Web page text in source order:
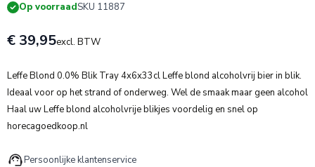
Op voorraadSKU 11887
€ 39,95excl. BTW
Leffe Blond 0.0% Blik Tray 4x6x33cl Leffe blond alcoholvrij bier in blik.
Ideaal voor op het strand of onderweg. Wel de smaak maar geen alcohol
Haal uw Leffe blond alcoholvrije blikjes voordelig en snel op
horecagoedkoop.nl
Persoonlijke klantenservice